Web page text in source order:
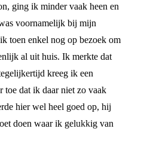
ging ik minder vaak heen en
voornamelijk bij mijn
toen enkel nog op bezoek om
al uit huis. Ik merkte dat
kreeg ik een
toe dat ik daar niet zo vaak
hier wel heel goed op, hij
doen waar ik gelukkig van